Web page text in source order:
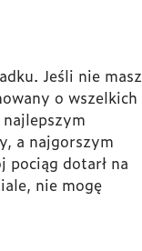
Jeśli nie masz
o wszelkich
a najgorszym
pociąg dotarł na
nie mogę